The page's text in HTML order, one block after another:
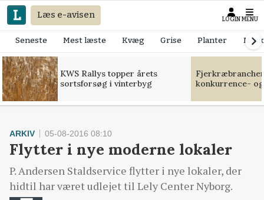
Læs e-avisen LOGIN MENU
Seneste Mest læste Kvæg Grise Planter
KWS Rallys topper årets
sortsforsøg i vinterbyg
konkurrence-
ARKIV 05-08-2016 08:10
Flytter i nye moderne lokaler
P. Andersen Staldservice flytter i nye lokaler, der
hidtil har været udlejet til Lely Center Nyborg.